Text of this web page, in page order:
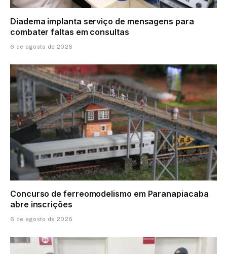
Diadema implanta serviço de mensagens para
combater faltas em consultas
6 de agosto de 2026
Concurso de ferreomodelismo em Paranapiacaba
abre inscrições
6 de agosto de 2026